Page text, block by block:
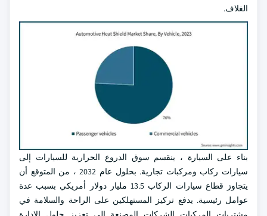
الغلاف.
بناء على السيارة ، ينقسم سوق الدروع الحرارية للسيارات إلى
سيارات ركاب ومركبات تجارية. بحلول عام 2032 ، من المتوقع أن
يتجاوز قطاع سيارات الركاب 13.5 مليار دولار أمريكي بسبب عدة
عوامل رئيسية. يدفع تركيز المستهلكين على الراحة والسلامة في